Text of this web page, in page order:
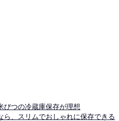
びつの冷蔵庫保存が理想
ら、スリムでおしゃれに保存できる